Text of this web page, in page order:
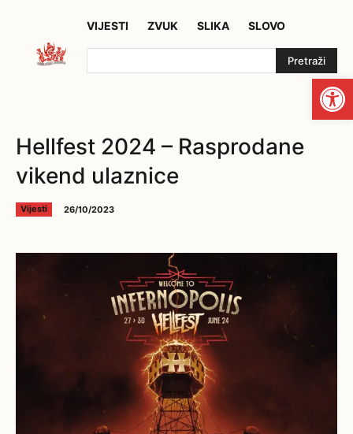
VIJESTI ZVUK SLIKA SLOVO
Pretraži
Hellfest 2024 – Rasprodane
vikend ulaznice
Vijesti 26/10/2023